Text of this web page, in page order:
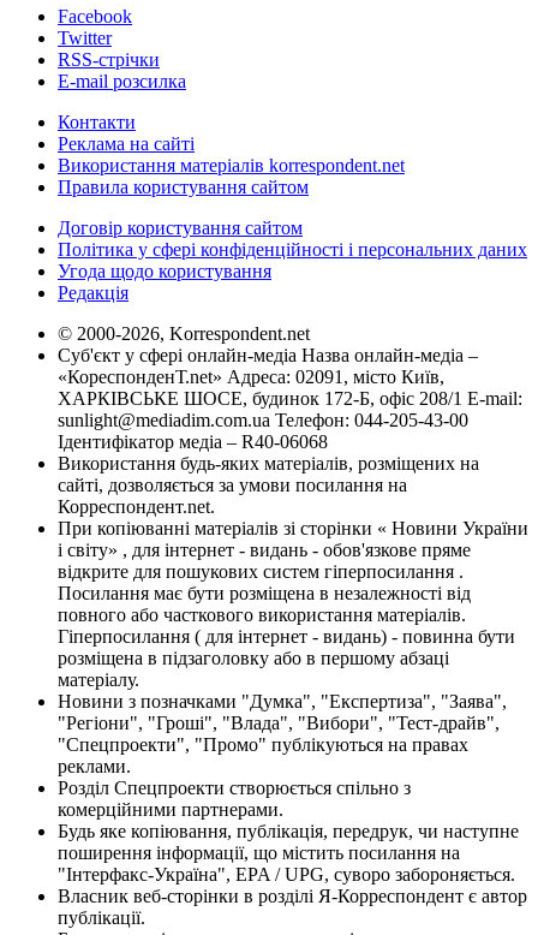
Facebook
Twitter
RSS-стрічки
E-mail розсилка
Контакти
Реклама на сайті
Використання матеріалів korrespondent.net
Правила користування сайтом
Договір користування сайтом
Політика у сфері конфіденційності і персональних даних
Угода щодо користування
Редакція
© 2000-2026, Korrespondent.net
Суб'єкт у сфері онлайн-медіа Назва онлайн-медіа –
«КореспонденТ.net» Адреса: 02091, місто Київ,
ХАРКІВСЬКЕ ШОСЕ, будинок 172-Б, офіс 208/1 E-mail:
sunlight@mediadim.com.ua Телефон: 044-205-43-00
Ідентифікатор медіа – R40-06068
Використання будь-яких матеріалів, розміщених на
сайті, дозволяється за умови посилання на
Корреспондент.net.
При копіюванні матеріалів зі сторінки « Новини України
і світу» , для інтернет - видань - обов'язкове пряме
відкрите для пошукових систем гіперпосилання .
Посилання має бути розміщена в незалежності від
повного або часткового використання матеріалів.
Гіперпосилання ( для інтернет - видань) - повинна бути
розміщена в підзаголовку або в першому абзаці
матеріалу.
Новини з позначками "Думка", "Експертиза", "Заява",
"Регіони", "Гроші", "Влада", "Вибори", "Тест-драйв",
"Спецпроекти", "Промо" публікуються на правах
реклами.
Розділ Спецпроекти створюється спільно з
комерційними партнерами.
Будь яке копіювання, публікація, передрук, чи наступне
поширення інформації, що містить посилання на
"Інтерфакс-Україна", EPA / UPG, суворо забороняється.
Власник веб-сторінки в розділі Я-Корреспондент є автор
публікації.